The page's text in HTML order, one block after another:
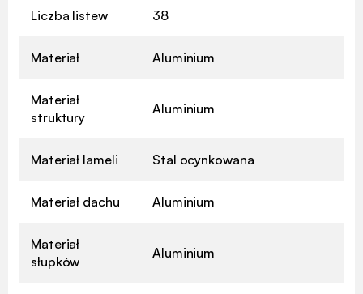
Liczba listew 38
Materiał Aluminium
Materiał
struktury
Aluminium
Materiał lameli Stal ocynkowana
Materiał dachu Aluminium
Materiał
słupków
Aluminium